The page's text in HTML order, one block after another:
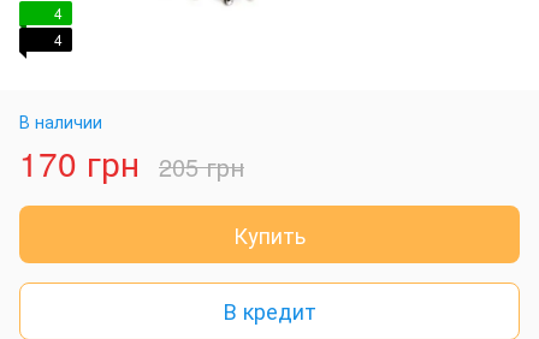
4
4
В наличии
170 грн 205 грн
Купить
В кредит